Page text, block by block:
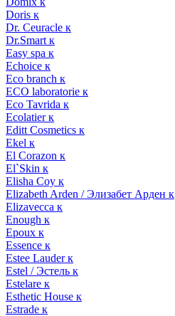
Doris к
Dr. Ceuracle к
Dr.Smart к
Easy spa к
Echoice к
Eco branch к
ECO laboratorie к
Eco Tavrida к
Ecolatier к
Editt Cosmetics к
Ekel к
El Corazon к
El`Skin к
Elisha Coy к
Elizabeth Arden / Элизабет Арден к
Elizavecca к
Enough к
Epoux к
Essence к
Estee Lauder к
Estel / Эстель к
Estelare к
Esthetic House к
Estrade к